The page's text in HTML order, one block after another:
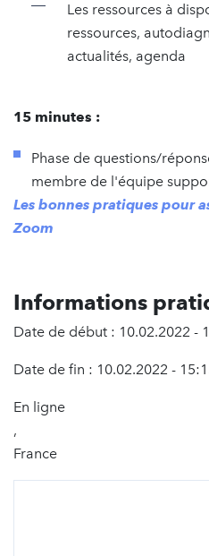
Les ressources à
ressources,
actualités, agenda
15 minutes :
Phase de questions/
membre de l'équipe
Les bonnes pratiques pour
Zoom
Informations
Date de début : 10.02.2022 -
Date de fin : 10.02.2022 -
En ligne
,
France